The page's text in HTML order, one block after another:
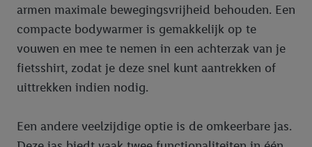
armen maximale bewegingsvrijheid behouden. Een
compacte bodywarmer is gemakkelijk op te
vouwen en mee te nemen in een achterzak van je
fietsshirt, zodat je deze snel kunt aantrekken of
uittrekken indien nodig.
Een andere veelzijdige optie is de omkeerbare jas.